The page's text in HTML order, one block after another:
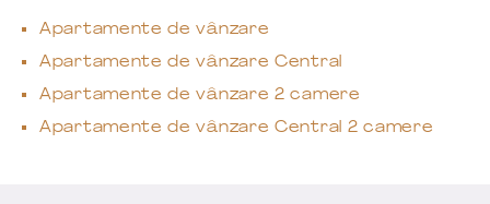
Apartamente de vânzare
Apartamente de vânzare Central
Apartamente de vânzare 2 camere
Apartamente de vânzare Central 2 camere